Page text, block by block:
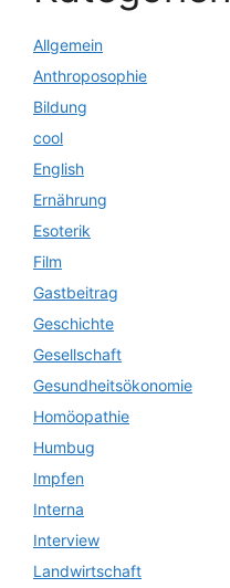
Allgemein
Anthroposophie
Bildung
cool
English
Ernährung
Esoterik
Film
Gastbeitrag
Geschichte
Gesellschaft
Gesundheitsökonomie
Homöopathie
Humbug
Impfen
Interna
Interview
Landwirtschaft